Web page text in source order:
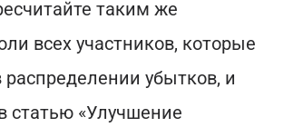
таким же
всех участников, которые
распределении убытков, и
статью «Улучшение